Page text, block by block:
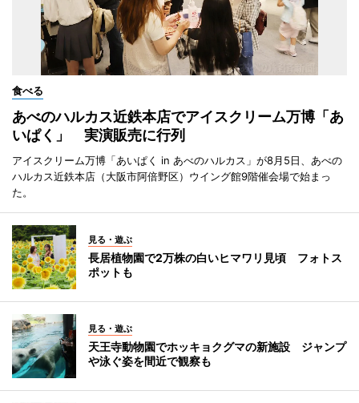
食べる
あべのハルカス近鉄本店でアイスクリーム万博「あ
いぱく」 実演販売に行列
アイスクリーム万博「あいぱく in あべのハルカス」が8月5日、あべの
ハルカス近鉄本店（大阪市阿倍野区）ウイング館9階催会場で始まっ
た。
見る・遊ぶ
長居植物園で2万株の白いヒマワリ見頃 フォトス
ポットも
見る・遊ぶ
天王寺動物園でホッキョクグマの新施設 ジャンプ
や泳ぐ姿を間近で観察も